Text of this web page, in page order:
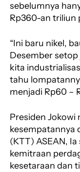
sebelumnya
Rp360-an triliun
“Ini baru nikel,
Desember setop
kita
tahu
menjadi Rp60 –
Presiden Jokowi
kesempatannya
(KTT) ASEAN,
kemitraan
kesetaraan dan